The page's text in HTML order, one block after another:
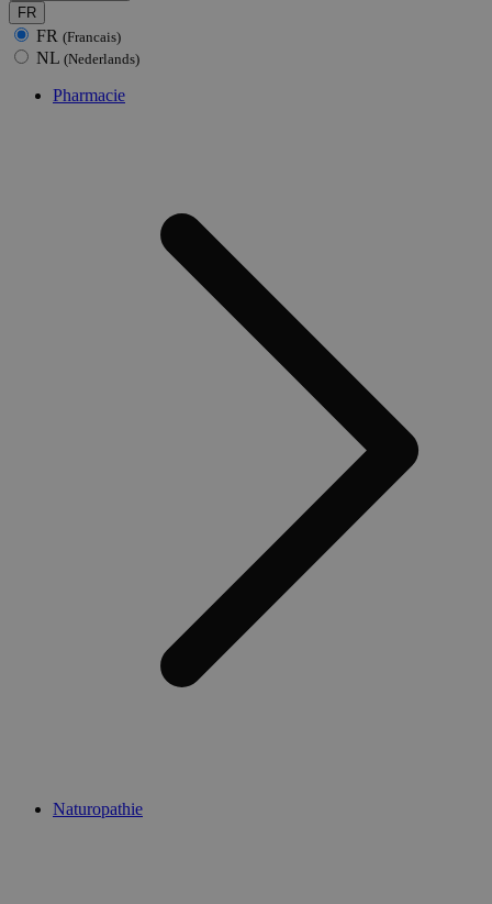
FR
FR (Francais)
NL (Nederlands)
Pharmacie
Naturopathie